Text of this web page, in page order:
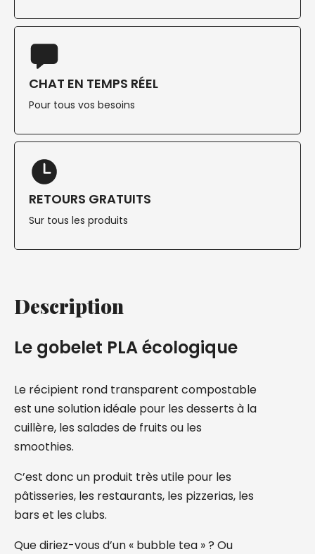
CHAT EN TEMPS RÉEL
Pour tous vos besoins
RETOURS GRATUITS
Sur tous les produits
Description
Le gobelet PLA écologique
Le récipient rond transparent compostable
est une solution idéale pour les desserts à la
cuillère, les salades de fruits ou les
smoothies.
C’est donc un produit très utile pour les
pâtisseries, les restaurants, les pizzerias, les
bars et les clubs.
Que diriez-vous d’un « bubble tea » ? Ou